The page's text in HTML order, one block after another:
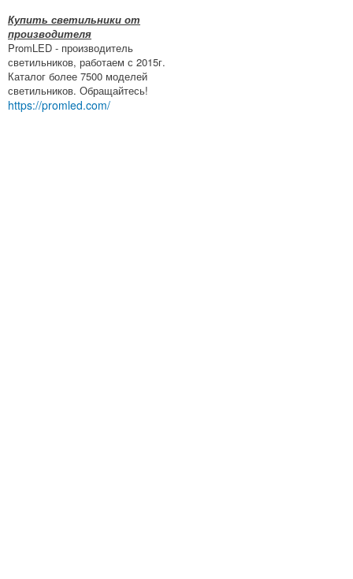
Купить светильники от
производителя
PromLED - производитель
светильников, работаем с 2015г.
Каталог более 7500 моделей
светильников. Обращайтесь!
https://promled.com/